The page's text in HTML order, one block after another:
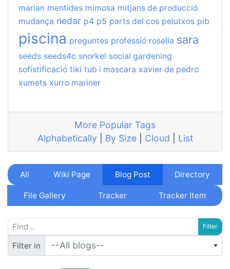
marian mentides mimosa mitjans de producció
mudança nedar p4 p5 parts del cos pelutxos pib
piscina preguntes professió rosella sara
seeds seeds4c snorkel social gardening
sofistificació tiki tub i mascara xavier de pedro
xumets xurro mariner
More Popular Tags
Alphabetically
By Size| Cloud List
All Wiki Page Blog Post Directory
File Gallery Tracker Tracker Item
Filter in --All blogs--